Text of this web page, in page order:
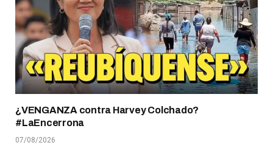
¿VENGANZA contra Harvey Colchado?
#LaEncerrona
07/08/2026